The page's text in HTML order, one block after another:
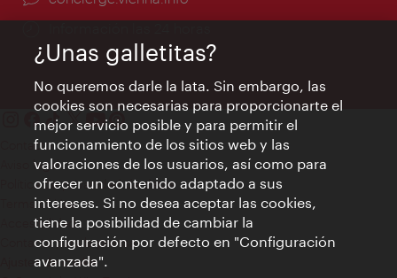
Contacto
Aviso legal
Política de privacidad de datos
Terms of Use
Accesibilidad
Contacto para la prensa
Ajustes de cookie
¿Unas galletitas?
No queremos darle la lata. Sin embargo, las
cookies son necesarias para proporcionarte el
mejor servicio posible y para permitir el
funcionamiento de los sitios web y las
valoraciones de los usuarios, así como para
ofrecer un contenido adaptado a sus
intereses. Si no desea aceptar las cookies,
tiene la posibilidad de cambiar la
configuración por defecto en "Configuración
avanzada".